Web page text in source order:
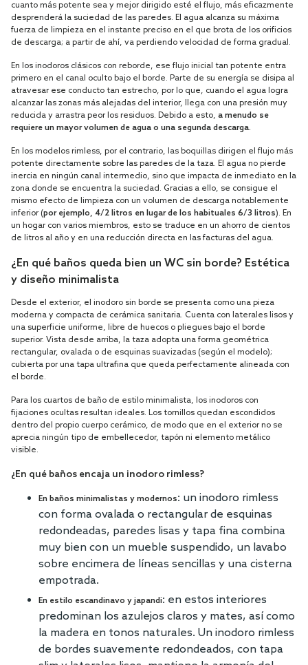
cuanto más potente sea y mejor dirigido esté el flujo, más eficazmente
desprenderá la suciedad de las paredes. El agua alcanza su máxima
fuerza de limpieza en el instante preciso en el que brota de los orificios
de descarga; a partir de ahí, va perdiendo velocidad de forma gradual.
En los inodoros clásicos con reborde, ese flujo inicial tan potente entra
primero en el canal oculto bajo el borde. Parte de su energía se disipa al
atravesar ese conducto tan estrecho, por lo que, cuando el agua logra
alcanzar las zonas más alejadas del interior, llega con una presión muy
reducida y arrastra peor los residuos. Debido a esto, a menudo se
requiere un mayor volumen de agua o una segunda descarga.
En los modelos rimless, por el contrario, las boquillas dirigen el flujo más
potente directamente sobre las paredes de la taza. El agua no pierde
inercia en ningún canal intermedio, sino que impacta de inmediato en la
zona donde se encuentra la suciedad. Gracias a ello, se consigue el
mismo efecto de limpieza con un volumen de descarga notablemente
inferior (por ejemplo, 4/2 litros en lugar de los habituales 6/3 litros). En
un hogar con varios miembros, esto se traduce en un ahorro de cientos
de litros al año y en una reducción directa en las facturas del agua.
¿En qué baños queda bien un WC sin borde? Estética
y diseño minimalista
Desde el exterior, el inodoro sin borde se presenta como una pieza
moderna y compacta de cerámica sanitaria. Cuenta con laterales lisos y
una superficie uniforme, libre de huecos o pliegues bajo el borde
superior. Vista desde arriba, la taza adopta una forma geométrica
rectangular, ovalada o de esquinas suavizadas (según el modelo);
cubierta por una tapa ultrafina que queda perfectamente alineada con
el borde.
Para los cuartos de baño de estilo minimalista, los inodoros con
fijaciones ocultas resultan ideales. Los tornillos quedan escondidos
dentro del propio cuerpo cerámico, de modo que en el exterior no se
aprecia ningún tipo de embellecedor, tapón ni elemento metálico
visible.
¿En qué baños encaja un inodoro rimless?
En baños minimalistas y modernos: un inodoro rimless
con forma ovalada o rectangular de esquinas
redondeadas, paredes lisas y tapa fina combina
muy bien con un mueble suspendido, un lavabo
sobre encimera de líneas sencillas y una cisterna
empotrada.
En estilo escandinavo y japandi: en estos interiores
predominan los azulejos claros y mates, así como
la madera en tonos naturales. Un inodoro rimless
de bordes suavemente redondeados, con tapa